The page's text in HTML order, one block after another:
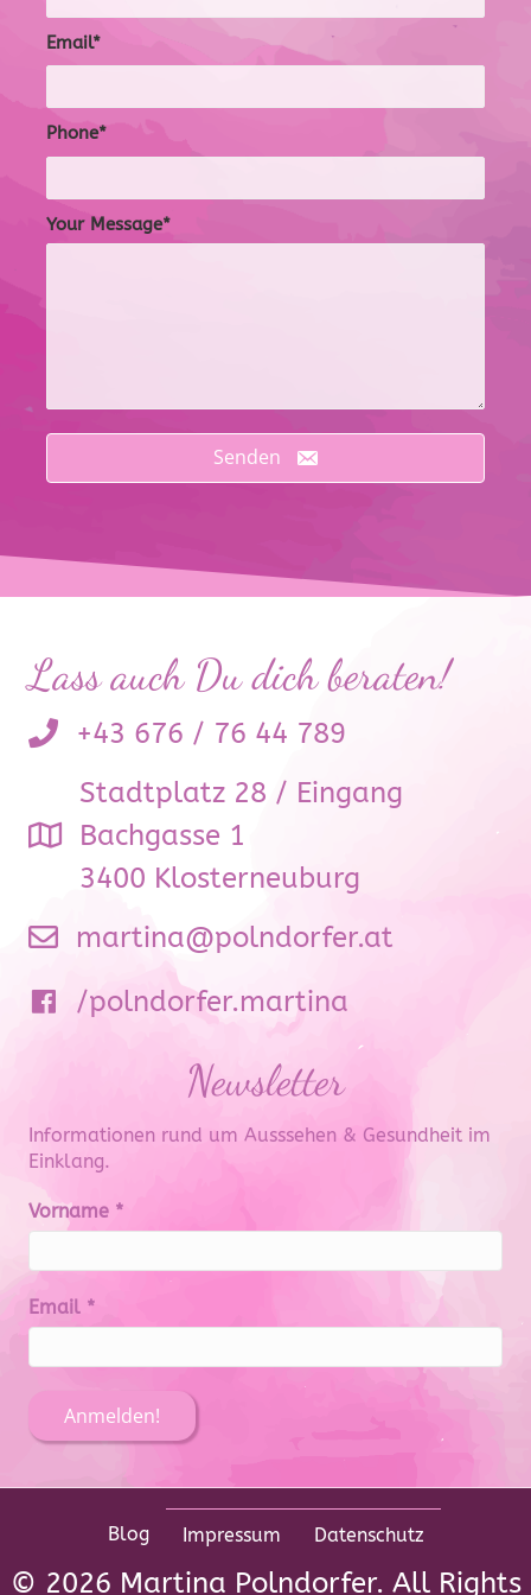
Email
Phone
Your Message
Senden
Lass auch Du dich beraten!
+43 676 / 76 44 789
Stadtplatz 28 / Eingang
Bachgasse 1
3400 Klosterneuburg
martina@polndorfer.at
/polndorfer.martina
Newsletter
Informationen rund um Ausssehen & Gesundheit im
Einklang.
Vorname *
Email *
Blog Impressum Datenschutz
© 2026 Martina Polndorfer. All Rights